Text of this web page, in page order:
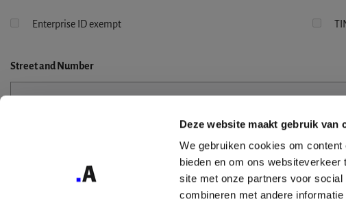
Deze website maakt gebruik van
We gebruiken cookies om
bieden en om ons
site met onze partners voor
combineren met andere
Enterprise ID exempt
Streetand Number